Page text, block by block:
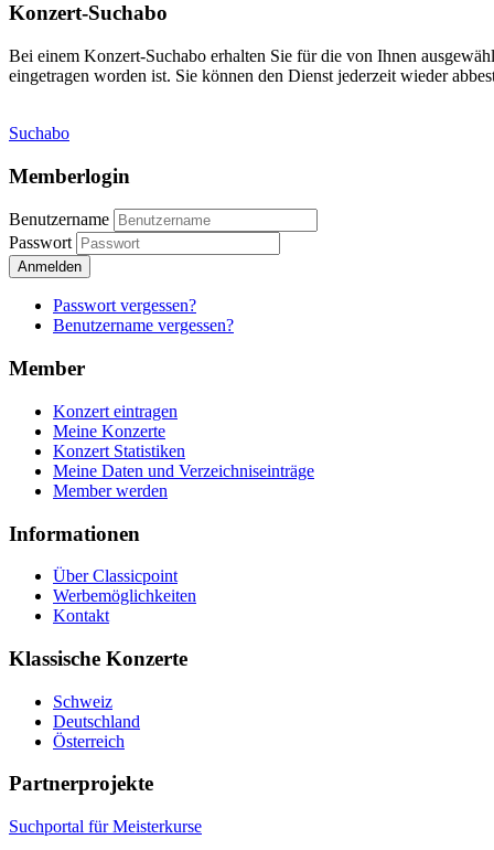
Konzert-Suchabo
Bei einem Konzert-Suchabo erhalten Sie für die von Ihnen
eingetragen worden ist. Sie können den Dienst jederzeit wieder
Suchabo
Memberlogin
Benutzername
Passwort
Anmelden
Passwort vergessen?
Benutzername vergessen?
Member
Konzert eintragen
Meine Konzerte
Konzert Statistiken
Meine Daten und Verzeichniseinträge
Member werden
Informationen
Über Classicpoint
Werbemöglichkeiten
Kontakt
Klassische Konzerte
Schweiz
Deutschland
Österreich
Partnerprojekte
Suchportal für Meisterkurse